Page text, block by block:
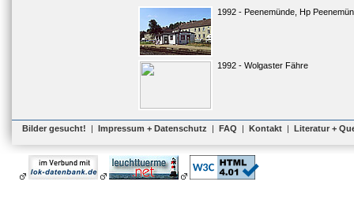
1992 - Peenemünde, Hp
1992 - Wolgaster Fähre
Bilder gesucht! | Impressum + Datenschutz | FAQ | Kontakt | Literatur +